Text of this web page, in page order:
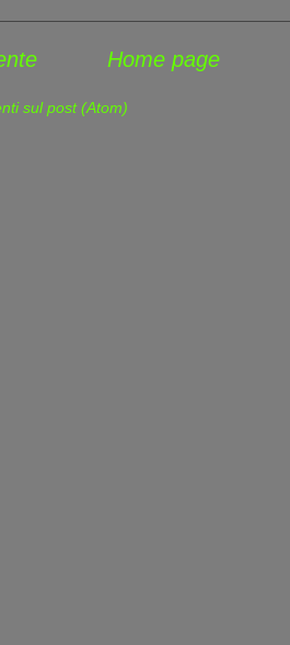
Home page
sul post (Atom)